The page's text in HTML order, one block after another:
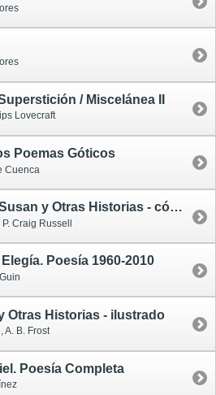
/ Miscelánea II
Lovecraft
Poemas Góticos
Cuenca
El Problema de Susan y Otras Historias - cómic
Craig Russell
Poesía 1960-2010
Otras Historias - ilustrado
A. B. Frost
Poesía Completa